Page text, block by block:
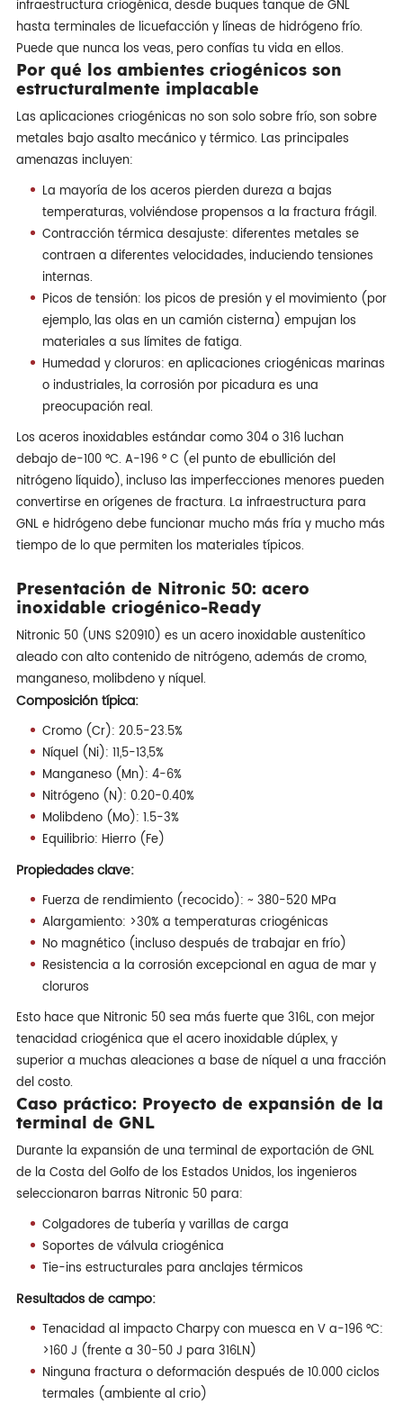
infraestructura criogénica, desde buques tanque de GNL
hasta terminales de licuefacción y líneas de hidrógeno frío.
Puede que nunca los veas, pero confías tu vida en ellos.
Por qué los ambientes criogénicos son
estructuralmente implacable
Las aplicaciones criogénicas no son solo sobre frío, son sobre
metales bajo asalto mecánico y térmico. Las principales
amenazas incluyen:
La mayoría de los aceros pierden dureza a bajas
temperaturas, volviéndose propensos a la fractura frágil.
Contracción térmica desajuste: diferentes metales se
contraen a diferentes velocidades, induciendo tensiones
internas.
Picos de tensión: los picos de presión y el movimiento (por
ejemplo, las olas en un camión cisterna) empujan los
materiales a sus límites de fatiga.
Humedad y cloruros: en aplicaciones criogénicas marinas
o industriales, la corrosión por picadura es una
preocupación real.
Los aceros inoxidables estándar como 304 o 316 luchan
debajo de-100 °C. A-196 ° C (el punto de ebullición del
nitrógeno líquido), incluso las imperfecciones menores pueden
convertirse en orígenes de fractura. La infraestructura para
GNL e hidrógeno debe funcionar mucho más fría y mucho más
tiempo de lo que permiten los materiales típicos.
Presentación de Nitronic 50: acero
inoxidable criogénico-Ready
Nitronic 50 (UNS S20910) es un acero inoxidable austenítico
aleado con alto contenido de nitrógeno, además de cromo,
manganeso, molibdeno y níquel.
Composición típica:
Cromo (Cr): 20.5-23.5%
Níquel (Ni): 11,5-13,5%
Manganeso (Mn): 4-6%
Nitrógeno (N): 0.20-0.40%
Molibdeno (Mo): 1.5-3%
Equilibrio: Hierro (Fe)
Propiedades clave:
Fuerza de rendimiento (recocido): ~ 380-520 MPa
Alargamiento: >30% a temperaturas criogénicas
No magnético (incluso después de trabajar en frío)
Resistencia a la corrosión excepcional en agua de mar y
cloruros
Esto hace que Nitronic 50 sea más fuerte que 316L, con mejor
tenacidad criogénica que el acero inoxidable dúplex, y
superior a muchas aleaciones a base de níquel a una fracción
del costo.
Caso práctico: Proyecto de expansión de la
terminal de GNL
Durante la expansión de una terminal de exportación de GNL
de la Costa del Golfo de los Estados Unidos, los ingenieros
seleccionaron barras Nitronic 50 para:
Colgadores de tubería y varillas de carga
Soportes de válvula criogénica
Tie-ins estructurales para anclajes térmicos
Resultados de campo:
Tenacidad al impacto Charpy con muesca en V a-196 °C:
>160 J (frente a 30-50 J para 316LN)
Ninguna fractura o deformación después de 10.000 ciclos
termales (ambiente al crio)